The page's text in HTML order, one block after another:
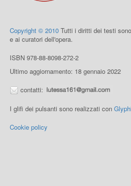
Copyright © 2010 Tutti i diritti dei testi
e ai curatori dell'opera.
ISBN 978-88-8098-272-2
Ultimo aggiornamento: 18 gennaio 2022
contatti:
I glifi dei pulsanti sono realizzati con
Cookie policy